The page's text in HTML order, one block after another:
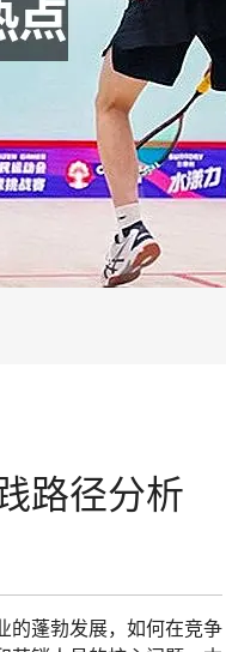
路径分析
的蓬勃发展，如何在竞争